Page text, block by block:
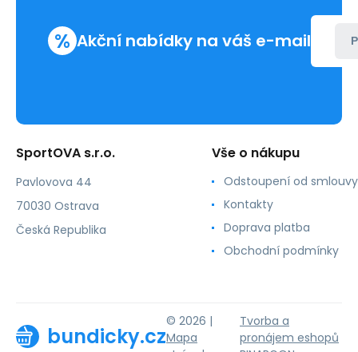
% Akční nabídky na váš e-mail
SportOVA s.r.o.
Pavlovova 44
70030 Ostrava
Česká Republika
Vše o nákupu
Odstoupení od smlouvy
Kontakty
Doprava platba
Obchodní podmínky
bundicky.cz
© 2026 |
Mapa
Tvorba a
pronájem eshopů